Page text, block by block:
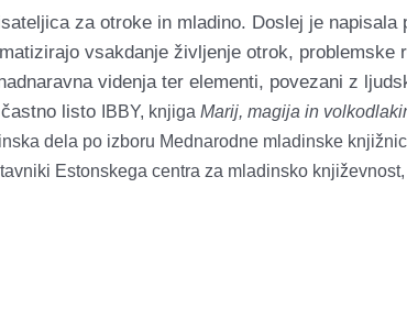
za otroke in mladino. Doslej je
vsakdanje življenje otrok,
videnja ter elementi, povezani z
listo IBBY, knjiga Marij, magija in
dela po izboru Mednarodne mladinske
Estonskega centra za mladinsko